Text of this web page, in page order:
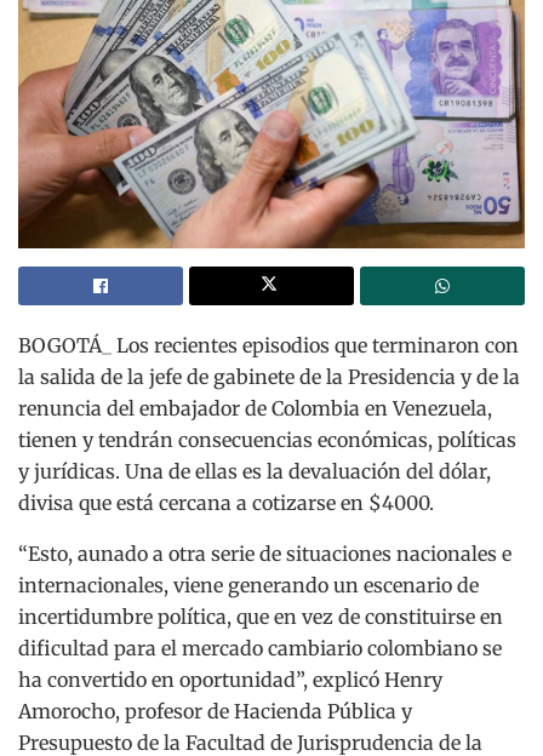
BOGOTÁ_ Los recientes episodios que terminaron con
la salida de la jefe de gabinete de la Presidencia y de la
renuncia del embajador de Colombia en Venezuela,
tienen y tendrán consecuencias económicas, políticas
y jurídicas. Una de ellas es la devaluación del dólar,
divisa que está cercana a cotizarse en $4000.
“Esto, aunado a otra serie de situaciones nacionales e
internacionales, viene generando un escenario de
incertidumbre política, que en vez de constituirse en
dificultad para el mercado cambiario colombiano se
ha convertido en oportunidad”, explicó Henry
Amorocho, profesor de Hacienda Pública y
Presupuesto de la Facultad de Jurisprudencia de la